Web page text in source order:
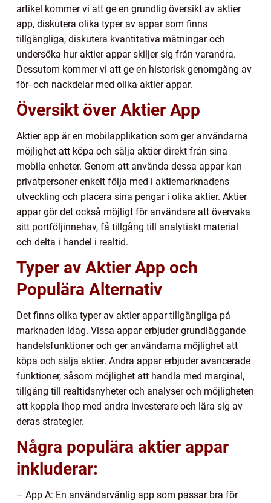
artikel kommer vi att ge en grundlig översikt av aktier
app, diskutera olika typer av appar som finns
tillgängliga, diskutera kvantitativa mätningar och
undersöka hur aktier appar skiljer sig från varandra.
Dessutom kommer vi att ge en historisk genomgång av
för- och nackdelar med olika aktier appar.
Översikt över Aktier App
Aktier app är en mobilapplikation som ger användarna
möjlighet att köpa och sälja aktier direkt från sina
mobila enheter. Genom att använda dessa appar kan
privatpersoner enkelt följa med i aktiemarknadens
utveckling och placera sina pengar i olika aktier. Aktier
appar gör det också möjligt för användare att övervaka
sitt portföljinnehav, få tillgång till analytiskt material
och delta i handel i realtid.
Typer av Aktier App och
Populära Alternativ
Det finns olika typer av aktier appar tillgängliga på
marknaden idag. Vissa appar erbjuder grundläggande
handelsfunktioner och ger användarna möjlighet att
köpa och sälja aktier. Andra appar erbjuder avancerade
funktioner, såsom möjlighet att handla med marginal,
tillgång till realtidsnyheter och analyser och möjligheten
att koppla ihop med andra investerare och lära sig av
deras strategier.
Några populära aktier appar
inkluderar:
– App A: En användarvänlig app som passar bra för